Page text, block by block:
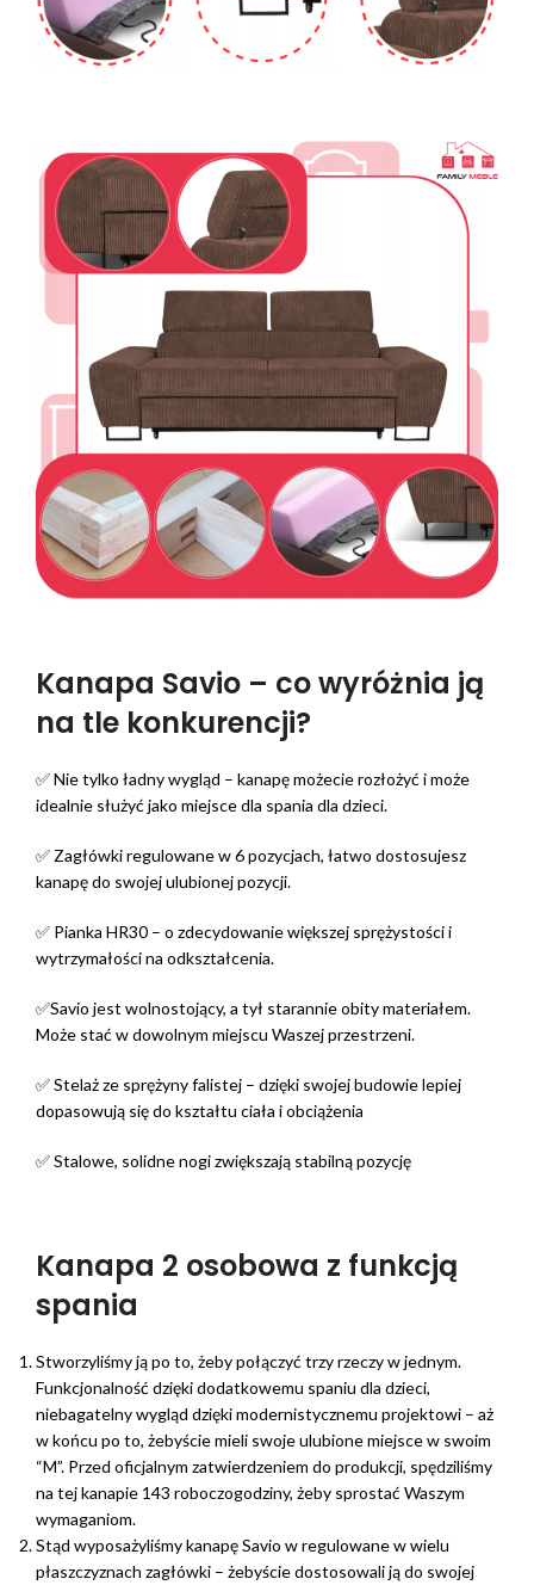
Kanapa Savio – co wyróżnia ją
na tle konkurencji?
✅ Nie tylko ładny wygląd – kanapę możecie rozłożyć i może
idealnie służyć jako miejsce dla spania dla dzieci.
✅ Zagłówki regulowane w 6 pozycjach, łatwo dostosujesz
kanapę do swojej ulubionej pozycji.
✅ Pianka HR30 – o zdecydowanie większej sprężystości i
wytrzymałości na odkształcenia.
✅Savio jest wolnostojący, a tył starannie obity materiałem.
Może stać w dowolnym miejscu Waszej przestrzeni.
✅ Stelaż ze sprężyny falistej – dzięki swojej budowie lepiej
dopasowują się do kształtu ciała i obciążenia
✅ Stalowe, solidne nogi zwiększają stabilną pozycję
Kanapa 2 osobowa z funkcją
spania
Stworzyliśmy ją po to, żeby połączyć trzy rzeczy w jednym.
Funkcjonalność dzięki dodatkowemu spaniu dla dzieci,
niebagatelny wygląd dzięki modernistycznemu projektowi – aż
w końcu po to, żebyście mieli swoje ulubione miejsce w swoim
“M”. Przed oficjalnym zatwierdzeniem do produkcji, spędziliśmy
na tej kanapie 143 roboczogodziny, żeby sprostać Waszym
wymaganiom.
Stąd wyposażyliśmy kanapę Savio w regulowane w wielu
płaszczyznach zagłówki – żebyście dostosowali ją do swojej